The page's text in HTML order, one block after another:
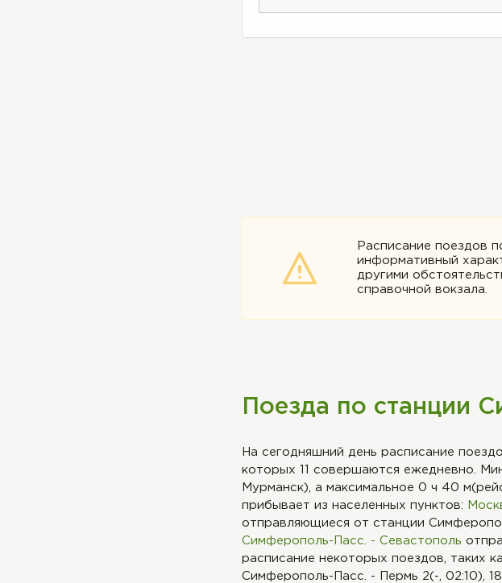
Расписание поездов
информативный
другими
справочной вокзала.
Поезда по станции
На сегодняшний день расписание
которых 11 совершаются ежедневно.
Мурманск), а максимальное 0 ч 40
прибывает из населенных пунктов:
отправляющиеся от станции
Симферополь-Пасс. - Севастополь
расписание некоторых поездов, таких
Симферополь-Пасс. - Пермь 2(-, 02:10),